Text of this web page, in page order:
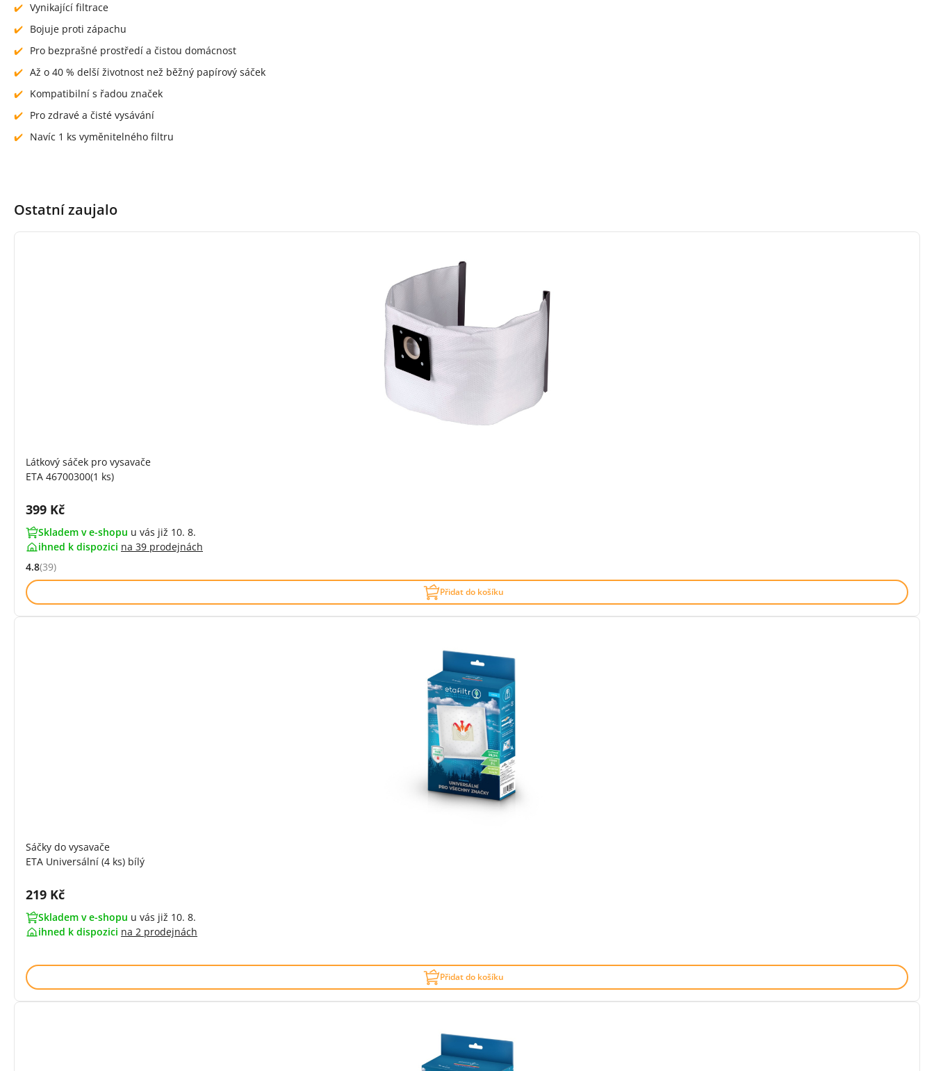
Vynikající filtrace
Bojuje proti zápachu
Pro bezprašné prostředí a čistou domácnost
Až o 40 % delší životnost než běžný papírový sáček
Kompatibilní s řadou značek
Pro zdravé a čisté vysávání
Navíc 1 ks vyměnitelného filtru
Ostatní zaujalo
Látkový sáček pro vysavače
ETA 46700300(1 ks)
Cena s DPH:
399 Kč
Skladem v e-shopu u vás již 10. 8.
ihned k dispozici na 39 prodejnách
Hodnocení: 4.8 z 5 (39 recenzí)
4.8(39)
Přidat do košíku
Sáčky do vysavače
ETA Universální (4 ks) bílý
Cena s DPH:
219 Kč
Skladem v e-shopu u vás již 10. 8.
ihned k dispozici na 2 prodejnách
Přidat do košíku